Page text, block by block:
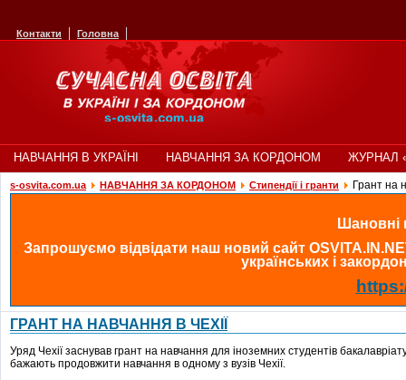
Контакти Головна
НАВЧАННЯ В УКРАЇНІ НАВЧАННЯ ЗА КОРДОНОМ ЖУРНАЛ
s-osvita.com.ua НАВЧАННЯ ЗА КОРДОНОМ Стипендії і гранти Грант на
Шановні
Запрошуємо відвідати наш новий сайт
українських і
ГРАНТ НА НАВЧАННЯ В ЧЕХІЇ
Уряд Чехії заснував грант на навчання для іноземних студентів
бажають продовжити навчання в одному з вузів Чехії.